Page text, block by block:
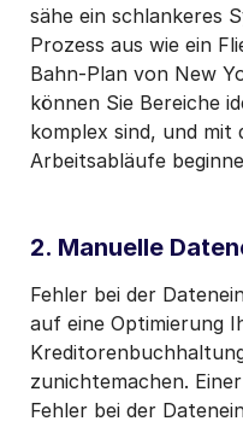
sähe ein schlankeres
Prozess aus wie ein
Bahn-Plan von New
können Sie Bereiche
komplex sind, und mit
Arbeitsabläufe
2. Manuelle
Fehler bei der
auf eine Optimierung
zunichtemachen.
Fehler bei der